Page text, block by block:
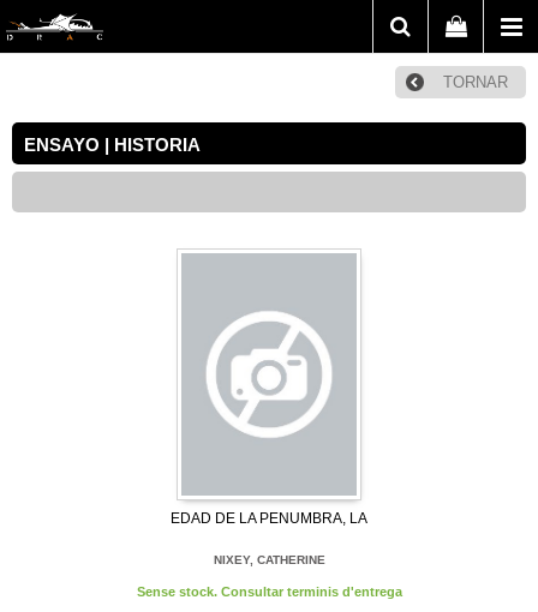
TORNAR
ENSAYO | HISTORIA
EDAD DE LA PENUMBRA, LA
NIXEY, CATHERINE
Sense stock. Consultar terminis d'entrega